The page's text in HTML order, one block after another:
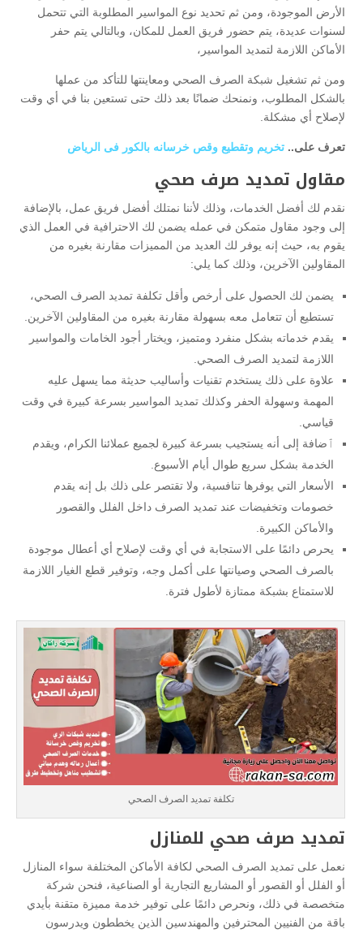
الأرض الموجودة، ومن ثم تحديد نوع المواسير المطلوبة التي تتحمل
لسنوات عديدة، يتم حضور فريق العمل للمكان، وبالتالي يتم حفر
الأماكن اللازمة لتمديد المواسير،
ومن ثم تشغيل شبكة الصرف الصحي ومعاينتها للتأكد من عملها
بالشكل المطلوب، ونمنحك ضمانًا بعد ذلك حتى تستعين بنا في أي وقت
لإصلاح أي مشكلة.
تعرف على.. تخريم وتقطيع وقص خرسانه بالكور فى الرياض
مقاول تمديد صرف صحي
نقدم لك أفضل الخدمات، وذلك لأننا نمتلك أفضل فريق عمل، بالإضافة
إلى وجود مقاول متمكن في عمله يضمن لك الاحترافية في العمل الذي
يقوم به، حيث إنه يوفر لك العديد من المميزات مقارنة بغيره من
المقاولين الآخرين، وذلك كما يلي:
يضمن لك الحصول على أرخص وأقل تكلفة تمديد الصرف الصحي،
تستطيع أن تتعامل معه بسهولة مقارنة بغيره من المقاولين الآخرين.
يقدم خدماته بشكل منفرد ومتميز، ويختار أجود الخامات والمواسير
اللازمة لتمديد الصرف الصحي.
علاوة على ذلك يستخدم تقنيات وأساليب حديثة مما يسهل عليه
المهمة وسهولة الحفر وكذلك تمديد المواسير بسرعة كبيرة في وقت
قياسي.
ٱضافة إلى أنه يستجيب بسرعة كبيرة لجميع عملائنا الكرام، ويقدم
الخدمة بشكل سريع طوال أيام الأسبوع.
الأسعار التي يوفرها تنافسية، ولا تقتصر على ذلك بل إنه يقدم
خصومات وتخفيضات عند تمديد الصرف داخل الفلل والقصور
والأماكن الكبيرة.
يحرص دائمًا على الاستجابة في أي وقت لإصلاح أي أعطال موجودة
بالصرف الصحي وصيانتها على أكمل وجه، وتوفير قطع الغيار اللازمة
للاستمتاع بشبكة ممتازة لأطول فترة.
تكلفة تمديد الصرف الصحي
تمديد صرف صحي للمنازل
نعمل على تمديد الصرف الصحي لكافة الأماكن المختلفة سواء المنازل
أو الفلل أو القصور أو المشاريع التجارية أو الصناعية، فنحن شركة
متخصصة في ذلك، ونحرص دائمًا على توفير خدمة مميزة متقنة بأيدي
باقة من الفنيين المحترفين والمهندسين الذين يخططون ويدرسون